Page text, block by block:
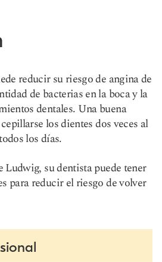
reducir su riesgo de angina de
de bacterias en la boca y la
dentales. Una buena
los dientes dos veces al
los días.
Ludwig, su dentista puede tener
para reducir el riesgo de volver